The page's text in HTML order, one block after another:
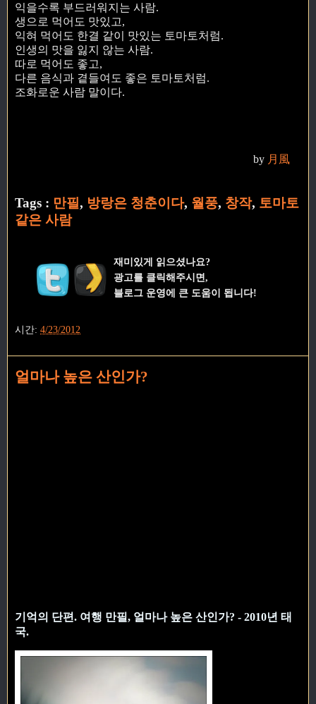
익을수록 부드러워지는 사람.
생으로 먹어도 맛있고,
익혀 먹어도 한결 같이 맛있는 토마토처럼.
인생의 맛을 잃지 않는 사람.
따로 먹어도 좋고,
다른 음식과 곁들여도 좋은 토마토처럼.
조화로운 사람 말이다.
by 月風
Tags : 만필, 방랑은 청춘이다, 월풍, 창작, 토마토
같은 사람
재미있게 읽으셨나요?
광고를 클릭해주시면,
블로그 운영에 큰 도움이 됩니다!
시간: 4/23/2012
얼마나 높은 산인가?
기억의 단편. 여행 만필, 얼마나 높은 산인가? - 2010년 태
국.